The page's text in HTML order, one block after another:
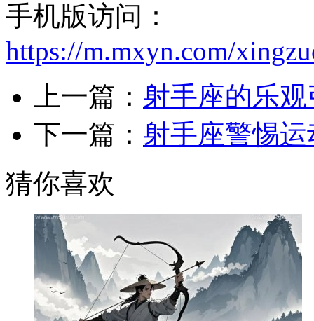
手机版访问：
https://m.mxyn.com/
上一篇： 射手座的乐
下一篇： 射手座警惕
猜你喜欢